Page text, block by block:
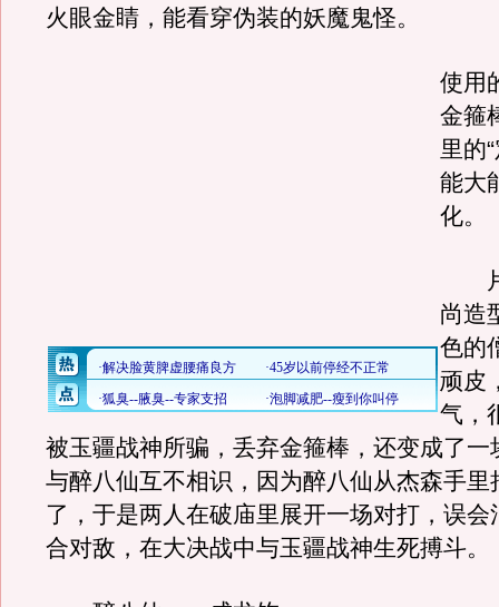
火眼金睛，能看穿伪装的妖魔鬼怪。
使用
金箍
里的
能大
化。
片
尚造
色的
顽皮
气，
被玉疆战神所骗，丢弃金箍棒，还变成了一
与醉八仙互不相识，因为醉八仙从杰森手里
了，于是两人在破庙里展开一场对打，误会
合对敌，在大决战中与玉疆战神生死搏斗。